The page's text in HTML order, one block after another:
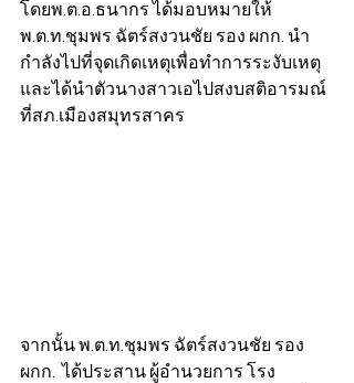
โดยพ.ต.อ.ธนากร ได้มอบหมายให้
พ.ต.ท.ชุมพร ฉัตร์สงวนชัย รอง ผกก. นำ
กำลังไปที่จุดเกิดเหตุเพื่อทำการระงับเหตุ
และได้นำตัวนางสาวเอไปสงบสติอารมณ์
ที่สภ.เมืองสมุทรสาคร
จากนั้น พ.ต.ท.ชุมพร ฉัตร์สงวนชัย รอง
ผกก.  ได้ประสาน ผู้อำนวยการ โรง